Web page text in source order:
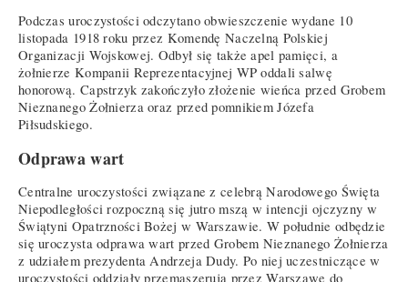
Podczas uroczystości odczytano obwieszczenie wydane 10
listopada 1918 roku przez Komendę Naczelną Polskiej
Organizacji Wojskowej. Odbył się także apel pamięci, a
żołnierze Kompanii Reprezentacyjnej WP oddali salwę
honorową. Capstrzyk zakończyło złożenie wieńca przed Grobem
Nieznanego Żołnierza oraz przed pomnikiem Józefa
Piłsudskiego.
Odprawa wart
Centralne uroczystości związane z celebrą Narodowego Święta
Niepodległości rozpoczną się jutro mszą w intencji ojczyzny w
Świątyni Opatrzności Bożej w Warszawie. W południe odbędzie
się uroczysta odprawa wart przed Grobem Nieznanego Żołnierza
z udziałem prezydenta Andrzeja Dudy. Po niej uczestniczące w
uroczystości oddziały przemaszerują przez Warszawę do